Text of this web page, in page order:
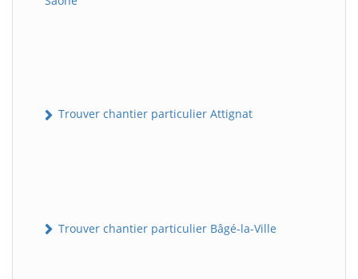
Trouver chantier particulier Attignat
Trouver chantier particulier Bâgé-la-Ville